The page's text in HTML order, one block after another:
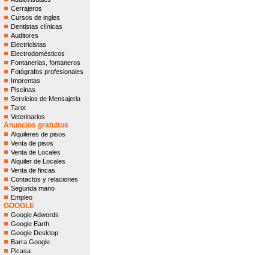
Cerrajeros
Cursos de ingles
Dentistas clínicas
Auditores
Electricistas
Electrodomésticos
Fontanerias, fontaneros
Fotógrafos profesionales
Imprentas
Piscinas
Servicios de Mensajeria
Tarot
Veterinarios
Anuncios gratuitos
Alquileres de pisos
Venta de pisos
Venta de Locales
Alquiler de Locales
Venta de fincas
Contactos y relaciones
Segunda mano
Empleo
GOOGLE
Google Adwords
Google Earth
Google Desktop
Barra Google
Picasa